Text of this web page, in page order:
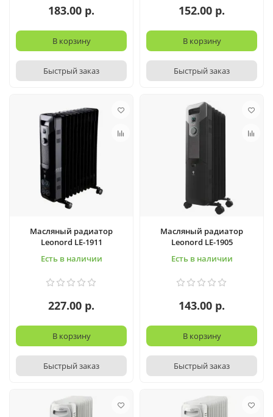
183.00 р.
В корзину
Быстрый заказ
152.00 р.
В корзину
Быстрый заказ
Масляный радиатор
Leonord LE-1911
Есть в наличии
227.00 р.
В корзину
Быстрый заказ
Масляный радиатор
Leonord LE-1905
Есть в наличии
143.00 р.
В корзину
Быстрый заказ